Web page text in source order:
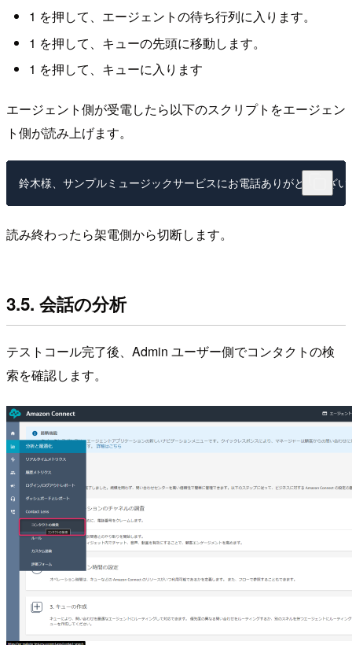
1 を押して、エージェントの待ち行列に入ります。
1 を押して、キューの先頭に移動します。
1 を押して、キューに入ります
エージェント側が受電したら以下のスクリプトをエージェン
ト側が読み上げます。
読み終わったら架電側から切断します。
3.5. 会話の分析
テストコール完了後、Admin ユーザー側でコンタクトの検
索を確認します。